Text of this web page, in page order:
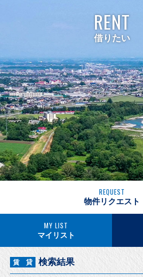
RENT
借りたい
REQUEST
物件リクエスト
MY LIST
マイリスト
賃 貸 検索結果